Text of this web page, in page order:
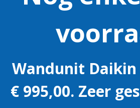
Wandunit Daikin
€ 995,00. Zeer